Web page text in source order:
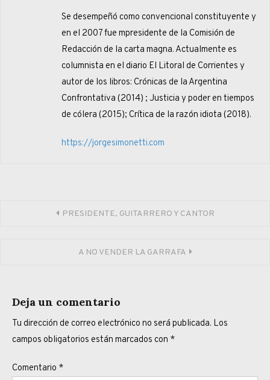
Se desempeñó como convencional constituyente y
en el 2007 fue mpresidente de la Comisión de
Redacción de la carta magna. Actualmente es
columnista en el diario El Litoral de Corrientes y
autor de los libros: Crónicas de la Argentina
Confrontativa (2014) ; Justicia y poder en tiempos
de cólera (2015); Crítica de la razón idiota (2018).
https://jorgesimonetti.com
NavegaciónPRESIDENTE, GUITARRERO Y CANTOR
A NO VENDER LA GARRAFA
Deja un comentario
Tu dirección de correo electrónico no será publicada. Los
campos obligatorios están marcados con *
Comentario *